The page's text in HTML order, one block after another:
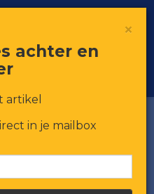
Toggle
×
achter en
artikel
in je mailbox